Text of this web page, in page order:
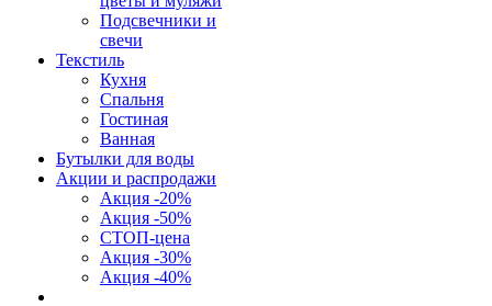
Подсвечники и
свечи
Текстиль
Кухня
Спальня
Гостиная
Ванная
Бутылки для воды
Акции и распродажи
Акция -20%
Акция -50%
СТОП-цена
Акция -30%
Акция -40%